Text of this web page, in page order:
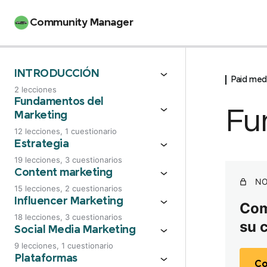
Community Manager
INTRODUCCIÓN
Manifiesto del estudiante
2 lecciones
Fundamentos del
Marketing
Fundamentos: Introducción
Hitos de la comunicación
Tradicional Vs Digital
Marcas: Branding
Posicionamiento
12 lecciones, 1 cuestionario
Estrategia
El poder de una buena estrategia
Buyer persona
El customer Journey
Pasos para definir una estrategia
19 lecciones, 3 cuestionarios
Content marketing
Introducción
Creatividad en función del ROI
Estrategia de contenido
15 lecciones, 2 cuestionarios
Influencer Marketing
Introducción
Diferenciales
18 lecciones, 3 cuestionarios
Social Media Marketing
Introducción
9 lecciones, 1 cuestionario
Plataformas
Paid
su